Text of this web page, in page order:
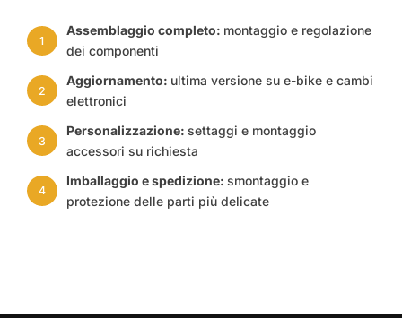
1
Assemblaggio completo: montaggio e regolazione
dei componenti
2
Aggiornamento: ultima versione su e-bike e cambi
elettronici
3
Personalizzazione: settaggi e montaggio
accessori su richiesta
4
Imballaggio e spedizione: smontaggio e
protezione delle parti più delicate